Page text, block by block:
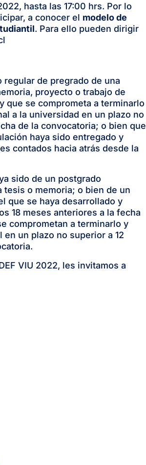
hasta las 17:00 hrs. Por lo
a conocer el modelo de
. Para ello pueden dirigir
regular de pregrado de una
proyecto o trabajo de
que se comprometa a terminarlo
a la universidad en un plazo no
de la convocatoria; o bien que
haya sido entregado y
contados hacia atrás desde la
sido de un postgrado
o memoria; o bien de un
que se haya desarrollado y
18 meses anteriores a la fecha
comprometan a terminarlo y
un plazo no superior a 12
VIU 2022, les invitamos a